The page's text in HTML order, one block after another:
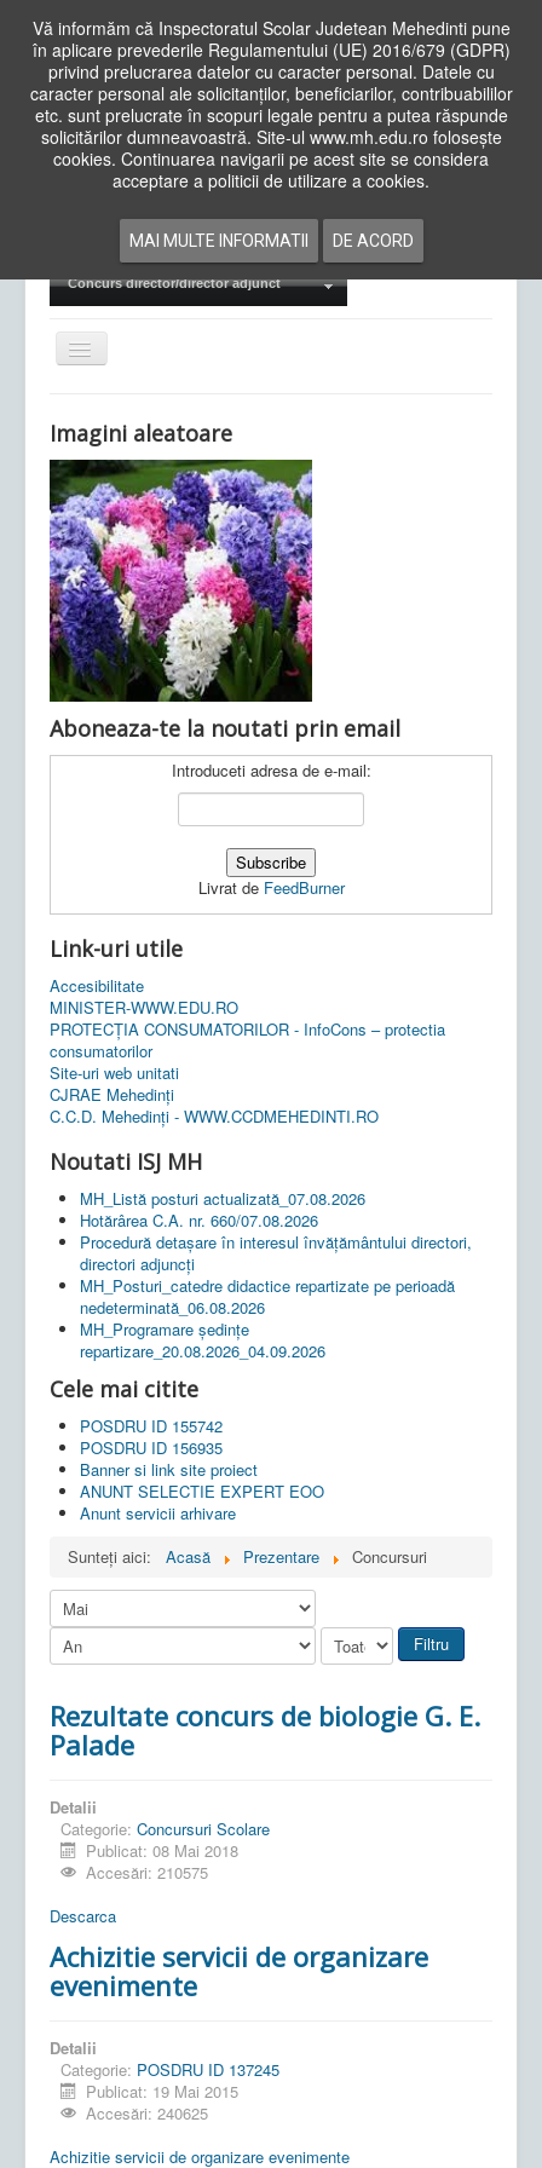
Vă informăm că Inspectoratul Scolar Judetean Mehedinti pune
în aplicare prevederile Regulamentului (UE) 2016/679 (GDPR)
privind prelucrarea datelor cu caracter personal. Datele cu
caracter personal ale solicitanților, beneficiarilor, contribuabililor
etc. sunt prelucrate în scopuri legale pentru a putea răspunde
solicitărilor dumneavoastră. Site-ul www.mh.edu.ro folosește
cookies. Continuarea navigarii pe acest site se considera
acceptare a politicii de utilizare a cookies.
MAI MULTE INFORMATII DE ACORD
Cauta
in
siteAcasa Cadre Didactice
Examene Naționale
Concurs director/director adjunct
Comută
navigarea
Ultimele articole: Vi, 04.11.2022 -
Județean Mehedinți
Imagini aleatoare
Aboneaza-te la noutati prin email
Introduceti adresa de e-mail:
Livrat de FeedBurner
Link-uri utile
Accesibilitate
MINISTER-WWW.EDU.RO
PROTECȚIA CONSUMATORILOR - InfoCons – protectia
consumatorilor
Site-uri web unitati
CJRAE Mehedinți
C.C.D. Mehedinţi - WWW.CCDMEHEDINTI.RO
Noutati ISJ MH
MH_Listă posturi actualizată_07.08.2026
Hotărârea C.A. nr. 660/07.08.2026
Procedură detașare în interesul învățământului directori,
directori adjuncți
MH_Posturi_catedre didactice repartizate pe perioadă
nedeterminată_06.08.2026
MH_Programare ședințe
repartizare_20.08.2026_04.09.2026
Cele mai citite
POSDRU ID 155742
POSDRU ID 156935
Banner si link site proiect
ANUNT SELECTIE EXPERT EOO
Anunt servicii arhivare
Sunteți aici:
Acasă Prezentare Concursuri
Filtru
Rezultate concurs de biologie G. E.
Palade
Detalii
Categorie: Concursuri Scolare
Publicat: 08 Mai 2018
Accesări: 210575
Descarca
Achizitie servicii de organizare
evenimente
Detalii
Categorie: POSDRU ID 137245
Publicat: 19 Mai 2015
Accesări: 240625
Achizitie servicii de organizare evenimente